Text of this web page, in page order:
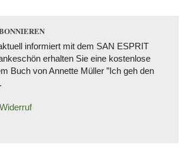
informiert mit dem SAN ESPRIT
erhalten Sie eine kostenlose
Buch von Annette Müller ”Ich geh den